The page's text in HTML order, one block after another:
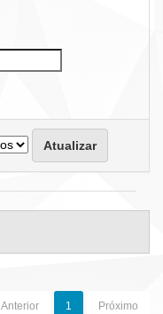
Anterior 1 Próximo